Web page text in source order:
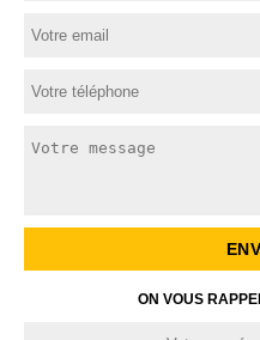
ON VOUS